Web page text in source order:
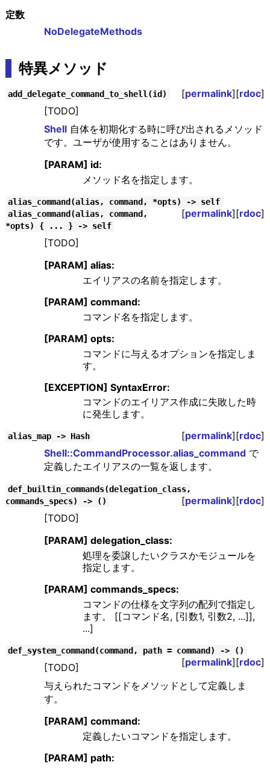
定数
NoDelegateMethods
特異メソッド
add_delegate_command_to_shell(id) [permalink][rdoc]
[TODO]
Shell自体を初期化する時に呼び出されるメソッド
です。ユーザが使用することはありません。
[PARAM] id:
メソッド名を指定します。
alias_command(alias, command, *opts) -> self
[permalink][rdoc]
alias_command(alias, command,
*opts) { ... } -> self
[TODO]
[PARAM] alias:
エイリアスの名前を指定します。
[PARAM] command:
コマンド名を指定します。
[PARAM] opts:
コマンドに与えるオプションを指定しま
す。
[EXCEPTION] SyntaxError:
コマンドのエイリアス作成に失敗した時
に発生します。
alias_map -> Hash [permalink][rdoc]
Shell::CommandProcessor.alias_commandで
定義したエイリアスの一覧を返します。
def_builtin_commands(delegation_class,
commands_specs) -> ()
[permalink][rdoc]
[TODO]
[PARAM] delegation_class:
処理を委譲したいクラスかモジュールを
指定します。
[PARAM] commands_specs:
コマンドの仕様を文字列の配列で指定し
ます。 [[コマンド名, [引数1, 引数2, ...]],
...]
def_system_command(command, path = command) -> ()
[permalink][rdoc]
[TODO]
与えられたコマンドをメソッドとして定義しま
す。
[PARAM] command:
定義したいコマンドを指定します。
[PARAM] path: